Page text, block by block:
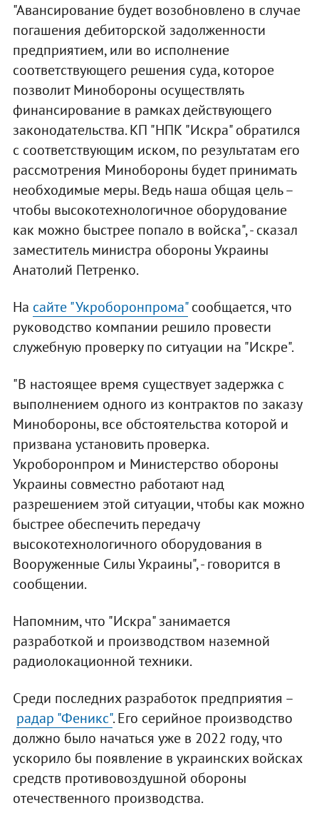
"Авансирование будет возобновлено в случае
погашения дебиторской задолженности
предприятием, или во исполнение
соответствующего решения суда, которое
позволит Минобороны осуществлять
финансирование в рамках действующего
законодательства. КП "НПК "Искра" обратился
с соответствующим иском, по результатам его
рассмотрения Минобороны будет принимать
необходимые меры. Ведь наша общая цель –
чтобы высокотехнологичное оборудование
как можно быстрее попало в войска", - сказал
заместитель министра обороны Украины
Анатолий Петренко.
На сайте "Укроборонпрома"сообщается, что
руководство компании решило провести
служебную проверку по ситуации на "Искре".
"В настоящее время существует задержка с
выполнением одного из контрактов по заказу
Минобороны, все обстоятельства которой и
призвана установить проверка.
Укроборонпром и Министерство обороны
Украины совместно работают над
разрешением этой ситуации, чтобы как можно
быстрее обеспечить передачу
высокотехнологичного оборудования в
Вооруженные Силы Украины", - говорится в
сообщении.
Напомним, что "Искра" занимается
разработкой и производством наземной
радиолокационной техники.
Среди последних разработок предприятия –
радар "Феникс". Его серийное производство
должно было начаться уже в 2022 году, что
ускорило бы появление в украинских войсках
средств противовоздушной обороны
отечественного производства.